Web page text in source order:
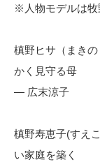
※人物モデルは牧
槙野ヒサ（まき
かく見守る母
— 広末涼子
槙野寿恵子(すえ
い家庭を築く